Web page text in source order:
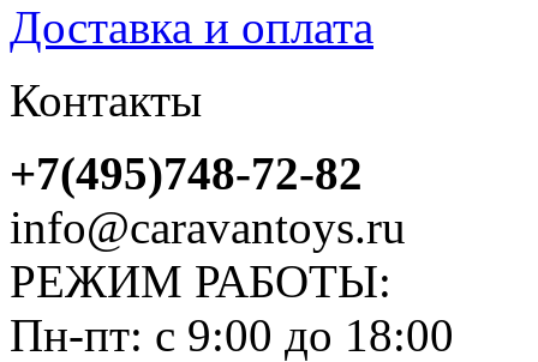
Доставка и оплата
Контакты
+7(495)748-72-82
info@caravantoys.ru
РЕЖИМ РАБОТЫ:
Пн-пт: с 9:00 до 18:00